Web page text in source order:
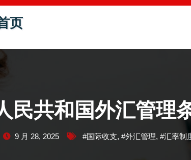
页
民共和国外汇管理
9 月 28, 2025 #国际收支, #外汇管理, #汇率制